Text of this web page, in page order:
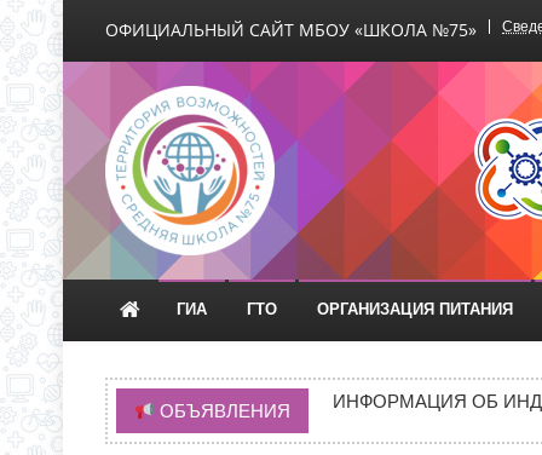
ОФИЦИАЛЬНЫЙ САЙТ МБОУ «ШКОЛА №75»
Официальный сайт
ГИА ГТО ОРГАНИЗАЦИЯ ПИТАНИЯ
ОБЪЯВЛЕНИЯ
ВРЕМЯ ОТКРЫТИЯ
ИНФОРМАЦИЯ ОБ
ИНФОРМАЦИЯ О